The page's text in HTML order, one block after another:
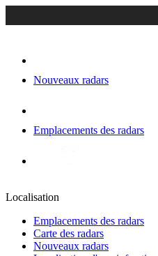
Nouveaux radars
Emplacements des radars
Localisation
Emplacements des radars
Carte des radars
Nouveaux radars